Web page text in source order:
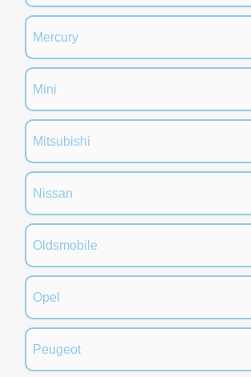
Mercury
Mini
Mitsubishi
Nissan
Oldsmobile
Opel
Peugeot